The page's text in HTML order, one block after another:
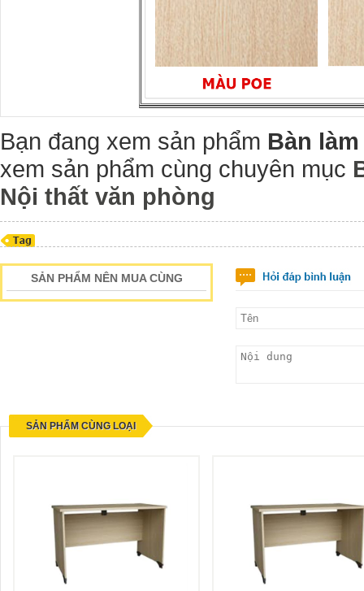
Bạn đang xem sản phẩm Bàn
xem sản phẩm cùng chuyên mục
Nội thất văn phòng
SẢN PHẨM NÊN MUA CÙNG
SẢN PHẨM CÙNG LOẠI